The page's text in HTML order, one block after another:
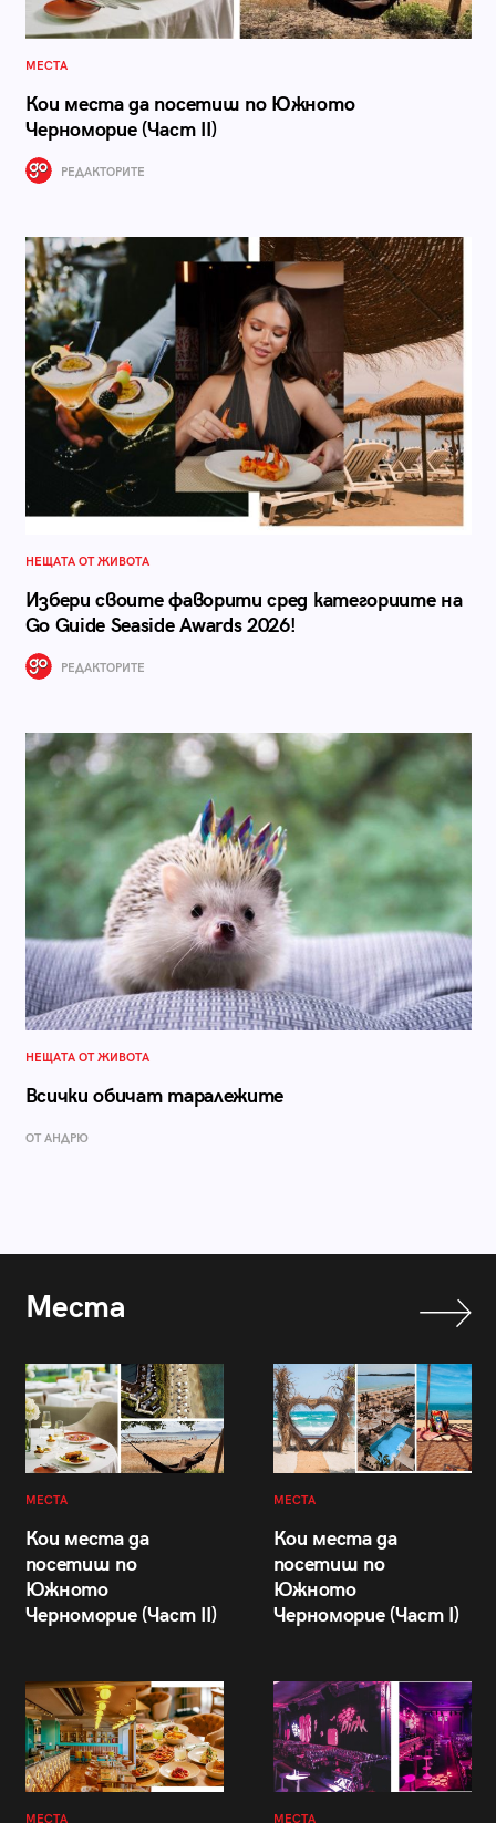
МЕСТА
Кои места да посетиш по Южното
Черноморие (Част II)
РЕДАКТОРИТЕ
НЕЩАТА ОТ ЖИВОТА
Избери своите фаворити сред категориите на
Go Guide Seaside Awards 2026!
РЕДАКТОРИТЕ
НЕЩАТА ОТ ЖИВОТА
Всички обичат таралежите
ОТ АНДРЮ
Места
МЕСТА
Кои места да
посетиш по
Южното
Черноморие (Част II)
МЕСТА
Кои места да
посетиш по
Южното
Черноморие (Част I)
МЕСТА МЕСТА